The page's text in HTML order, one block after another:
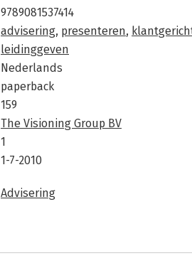
9789081537414
advisering, presenteren,
leidinggeven
Nederlands
paperback
159
The Visioning Group BV
1
1-7-2010
Advisering